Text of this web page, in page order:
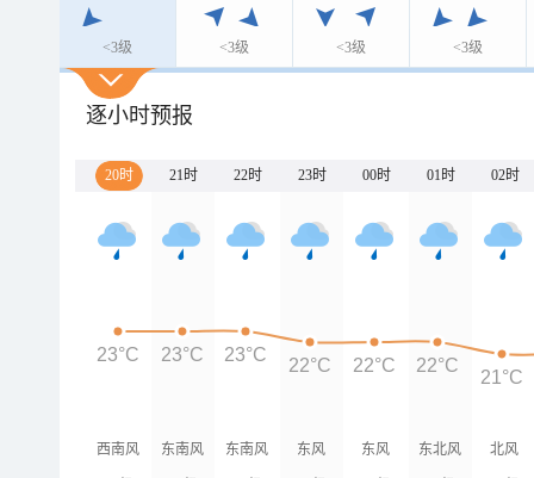
<3级 <3级 <3级 <3级
逐小时预报
20时 21时 22时 23时 00时 01时 02时
西南风 东南风 东南风 东风 东风 东北风 北风
23°C 23°C 23°C
22°C 22°C 22°C
21°C